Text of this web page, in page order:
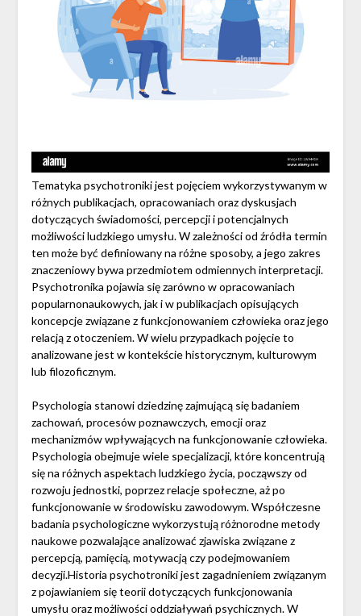
Tematyka psychotroniki jest pojęciem wykorzystywanym w
różnych publikacjach, opracowaniach oraz dyskusjach
dotyczących świadomości, percepcji i potencjalnych
możliwości ludzkiego umysłu. W zależności od źródła termin
ten może być definiowany na różne sposoby, a jego zakres
znaczeniowy bywa przedmiotem odmiennych interpretacji.
Psychotronika pojawia się zarówno w opracowaniach
popularnonaukowych, jak i w publikacjach opisujących
koncepcje związane z funkcjonowaniem człowieka oraz jego
relacją z otoczeniem. W wielu przypadkach pojęcie to
analizowane jest w kontekście historycznym, kulturowym
lub filozoficznym.
Psychologia stanowi dziedzinę zajmującą się badaniem
zachowań, procesów poznawczych, emocji oraz
mechanizmów wpływających na funkcjonowanie człowieka.
Psychologia obejmuje wiele specjalizacji, które koncentrują
się na różnych aspektach ludzkiego życia, począwszy od
rozwoju jednostki, poprzez relacje społeczne, aż po
funkcjonowanie w środowisku zawodowym. Współczesne
badania psychologiczne wykorzystują różnorodne metody
naukowe pozwalające analizować zjawiska związane z
percepcją, pamięcią, motywacją czy podejmowaniem
decyzji.Historia psychotroniki jest zagadnieniem związanym
z pojawianiem się teorii dotyczących funkcjonowania
umysłu oraz możliwości oddziaływań psychicznych. W